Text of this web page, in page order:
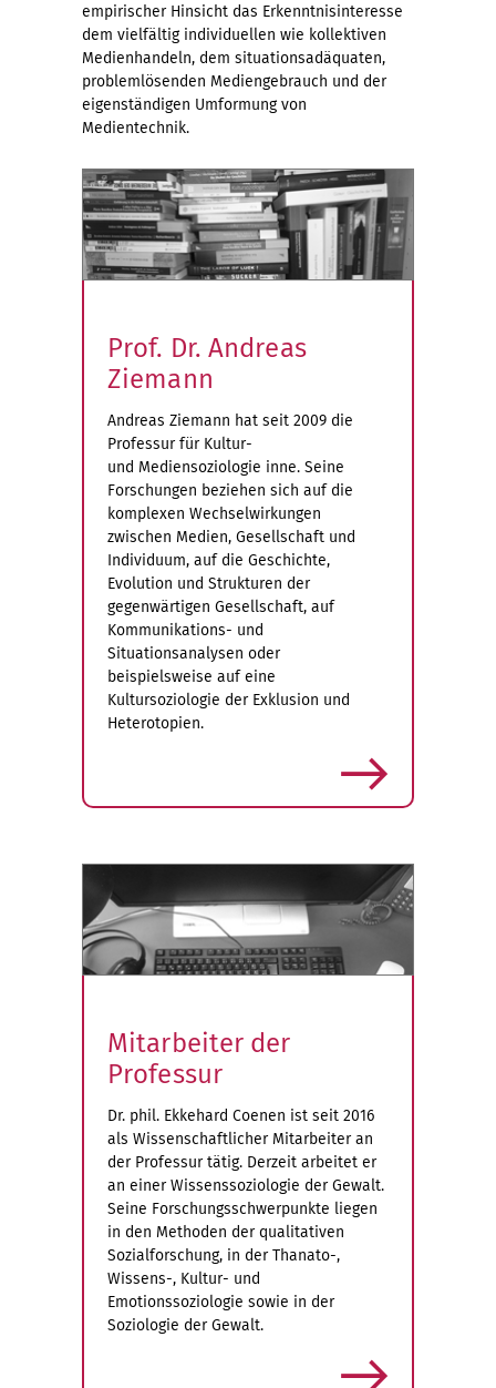
empirischer Hinsicht das Erkenntnisinteresse
dem vielfältig individuellen wie kollektiven
Medienhandeln, dem situationsadäquaten,
problemlösenden Mediengebrauch und der
eigenständigen Umformung von
Medientechnik.
Prof. Dr. Andreas
Ziemann
Andreas Ziemann hat seit 2009 die
Professur für Kultur-
und Mediensoziologie inne. Seine
Forschungen beziehen sich auf die
komplexen Wechselwirkungen
zwischen Medien, Gesellschaft und
Individuum, auf die Geschichte,
Evolution und Strukturen der
gegenwärtigen Gesellschaft, auf
Kommunikations- und
Situationsanalysen oder
beispielsweise auf eine
Kultursoziologie der Exklusion und
Heterotopien.
Mitarbeiter der
Professur
Dr. phil. Ekkehard Coenen ist seit 2016
als Wissenschaftlicher Mitarbeiter an
der Professur tätig. Derzeit arbeitet er
an einer Wissenssoziologie der Gewalt.
Seine Forschungsschwerpunkte liegen
in den Methoden der qualitativen
Sozialforschung, in der Thanato-,
Wissens-, Kultur- und
Emotionssoziologie sowie in der
Soziologie der Gewalt.